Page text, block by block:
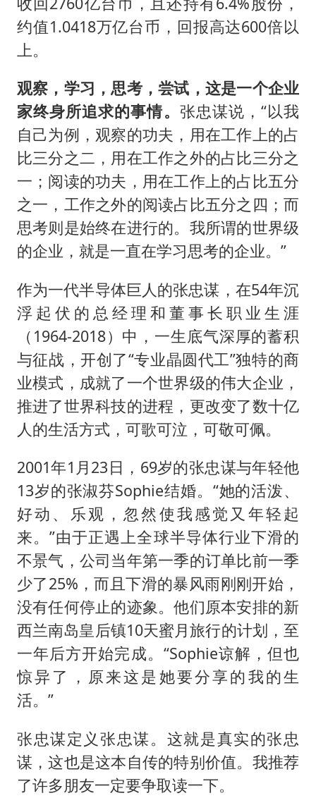
约值1.0418万亿台币，回报高达600倍以
上。
观察，学习，思考，尝试，这是一个企业
家终身所追求的事情。 张忠谋说，“以我
自己为例，观察的功夫，用在工作上的占
比三分之二，用在工作之外的占比三分之
一；阅读的功夫，用在工作上的占比五分
之一，工作之外的阅读占比五分之四；而
思考则是始终在进行的。我所谓的世界级
的企业，就是一直在学习思考的企业。”
作为一代半导体巨人的张忠谋，在54年沉
浮起伏的总经理和董事长职业生涯
（1964-2018）中，一生底气深厚的蓄积
与征战，开创了“专业晶圆代工”独特的商
业模式，成就了一个世界级的伟大企业，
推进了世界科技的进程，更改变了数十亿
人的生活方式，可歌可泣，可敬可佩。
2001年1月23日，69岁的张忠谋与年轻他
13岁的张淑芬Sophie结婚。“她的活泼、
好动、乐观，忽然使我感觉又年轻起
来。”由于正遇上全球半导体行业下滑的
不景气，公司当年第一季的订单比前一季
少了25%，而且下滑的暴风雨刚刚开始，
没有任何停止的迹象。他们原本安排的新
西兰南岛皇后镇10天蜜月旅行的计划，至
一年后方开始完成。“Sophie谅解，但也
惊异了，原来这是她要分享的我的生
活。”
张忠谋定义张忠谋。这就是真实的张忠
谋，这也是这本自传的特别价值。我推荐
了许多朋友一定要争取读一下。